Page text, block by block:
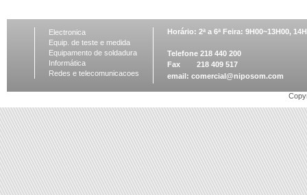
Electronica
Equip. de teste e medida
Equipamento de soldadura
Informática
Redes e telecomunicacoes
Horário: 2ª a 6ª Feira: 9H00~13H00,
Telefone 218 440 200
Fax 218 409 517
email: comercial@niposom.com